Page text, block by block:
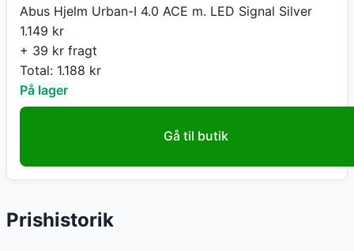
Abus Hjelm Urban-I 4.0 ACE m. LED Signal Silver
1.149 kr
+ 39 kr fragt
Total: 1.188 kr
På lager
Gå til butik
Prishistorik